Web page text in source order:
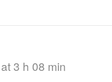
3 h 08 min